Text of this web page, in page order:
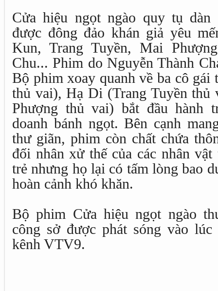
Cửa hiệu ngọt ngào quy tụ dàn
được đông đảo khán giả yêu
Kun, Trang Tuyền, Mai
Chu... Phim do Nguyễn Thành
Bộ phim xoay quanh về ba cô
thủ vai), Hạ Di (Trang Tuyền
Phượng thủ vai) bắt đầu hành
doanh bánh ngọt. Bên cạnh
thư giãn, phim còn chất chứa
đối nhân xử thế của các nhân
trẻ nhưng họ lại có tấm lòng bao
hoàn cảnh khó khăn.
Bộ phim Cửa hiệu ngọt ngào
công sở được phát sóng vào lúc
kênh VTV9.